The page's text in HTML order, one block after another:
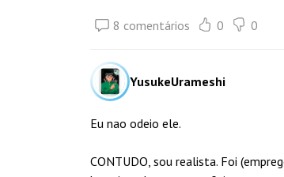
8 comentários 0 0
YusukeUrameshi
Eu nao odeio ele.
CONTUDO, sou realista. Foi